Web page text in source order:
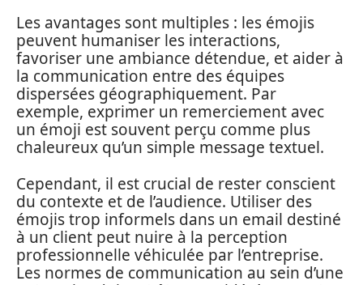
Les avantages sont multiples : les émojis
peuvent humaniser les interactions,
favoriser une ambiance détendue, et aider à
la communication entre des équipes
dispersées géographiquement. Par
exemple, exprimer un remerciement avec
un émoji est souvent perçu comme plus
chaleureux qu’un simple message textuel.
Cependant, il est crucial de rester conscient
du contexte et de l’audience. Utiliser des
émojis trop informels dans un email destiné
à un client peut nuire à la perception
professionnelle véhiculée par l’entreprise.
Les normes de communication au sein d’une